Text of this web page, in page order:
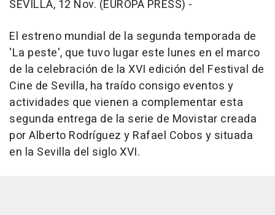
SEVILLA, 12 Nov. (EUROPA PRESS) -
El estreno mundial de la segunda temporada de
'La peste', que tuvo lugar este lunes en el marco
de la celebración de la XVI edición del Festival de
Cine de Sevilla, ha traído consigo eventos y
actividades que vienen a complementar esta
segunda entrega de la serie de Movistar creada
por Alberto Rodríguez y Rafael Cobos y situada
en la Sevilla del siglo XVI.